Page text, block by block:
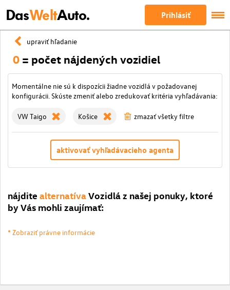
DasWeltAuto. Prihlásiť
upraviť hľadanie
0 = počet nájdených vozidiel
Momentálne nie sú k dispozícii žiadne vozidlá v požadovanej
konfigurácii. Skúste zmeniť alebo zredukovať kritéria vyhľadávania:
VW Taigo Košice zmazať všetky filtre
aktivovať vyhľadávacieho agenta
nájdite alternatívaVozidlá z našej ponuky, ktoré
by Vás mohli zaujímať:
* Zobraziť právne informácie